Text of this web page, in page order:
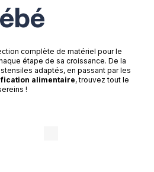
complète de matériel pour le
étape de sa croissance. De la
adaptés, en passant par les
alimentaire, trouvez tout le
!